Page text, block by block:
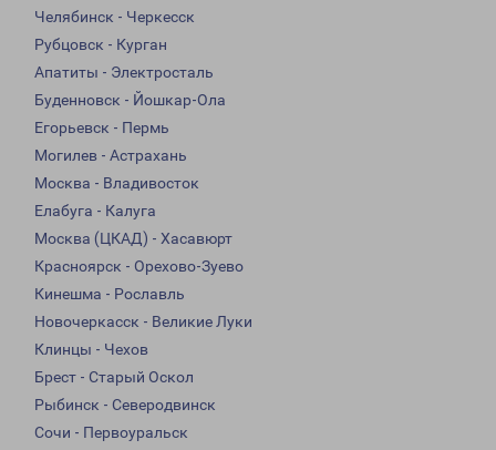
Челябинск - Черкесск
Рубцовск - Курган
Апатиты - Электросталь
Буденновск - Йошкар-Ола
Егорьевск - Пермь
Могилев - Астрахань
Москва - Владивосток
Елабуга - Калуга
Москва (ЦКАД) - Хасавюрт
Красноярск - Орехово-Зуево
Кинешма - Рославль
Новочеркасск - Великие Луки
Клинцы - Чехов
Брест - Старый Оскол
Рыбинск - Северодвинск
Сочи - Первоуральск